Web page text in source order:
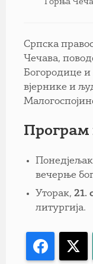
Горња
Српска
Чечава,
Богородице и
вјернике и
Програм
вечерње
Уторак, 21.
литургија.
Facebook